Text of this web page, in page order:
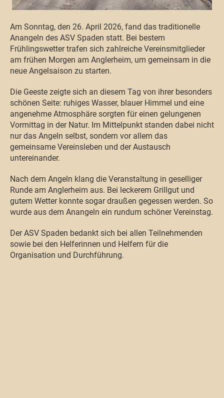
Am Sonntag, den 26. April 2026, fand das traditionelle
Anangeln des ASV Spaden statt. Bei bestem
Frühlingswetter trafen sich zahlreiche Vereinsmitglieder
am frühen Morgen am Anglerheim, um gemeinsam in die
neue Angelsaison zu starten.
Die Geeste zeigte sich an diesem Tag von ihrer besonders
schönen Seite: ruhiges Wasser, blauer Himmel und eine
angenehme Atmosphäre sorgten für einen gelungenen
Vormittag in der Natur. Im Mittelpunkt standen dabei nicht
nur das Angeln selbst, sondern vor allem das
gemeinsame Vereinsleben und der Austausch
untereinander.
Nach dem Angeln klang die Veranstaltung in geselliger
Runde am Anglerheim aus. Bei leckerem Grillgut und
gutem Wetter konnte sogar draußen gegessen werden. So
wurde aus dem Anangeln ein rundum schöner Vereinstag.
Der ASV Spaden bedankt sich bei allen Teilnehmenden
sowie bei den Helferinnen und Helfern für die
Organisation und Durchführung.